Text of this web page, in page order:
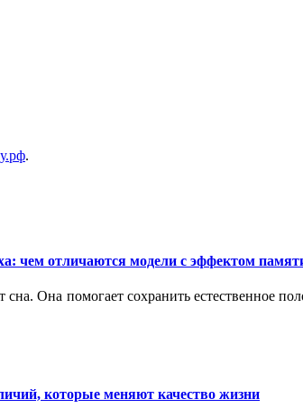
.
чем отличаются модели с эффектом
Она помогает сохранить
которые меняют качество жизни